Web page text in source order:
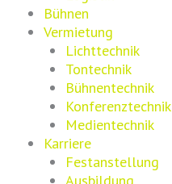
Bühnen
Vermietung
Lichttechnik
Tontechnik
Bühnentechnik
Konferenztechnik
Medientechnik
Karriere
Festanstellung